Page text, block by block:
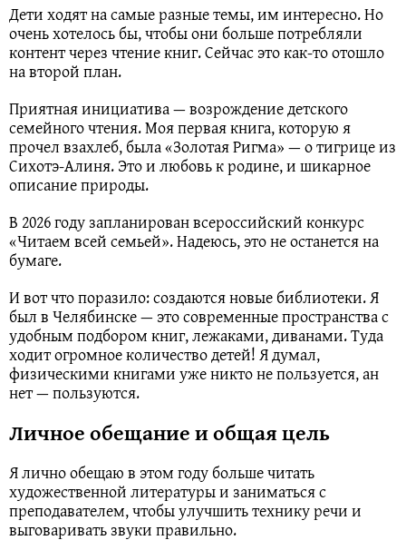
Дети ходят на самые разные темы, им интересно. Но
очень хотелось бы, чтобы они больше потребляли
контент через чтение книг. Сейчас это как-то отошло
на второй план.
Приятная инициатива — возрождение детского
семейного чтения. Моя первая книга, которую я
прочел взахлеб, была «Золотая Ригма» — о тигрице из
Сихотэ-Алиня. Это и любовь к родине, и шикарное
описание природы.
В 2026 году запланирован всероссийский конкурс
«Читаем всей семьей». Надеюсь, это не останется на
бумаге.
И вот что поразило: создаются новые библиотеки. Я
был в Челябинске — это современные пространства с
удобным подбором книг, лежаками, диванами. Туда
ходит огромное количество детей! Я думал,
физическими книгами уже никто не пользуется, ан
нет — пользуются.
Личное обещание и общая цель
Я лично обещаю в этом году больше читать
художественной литературы и заниматься с
преподавателем, чтобы улучшить технику речи и
выговаривать звуки правильно.